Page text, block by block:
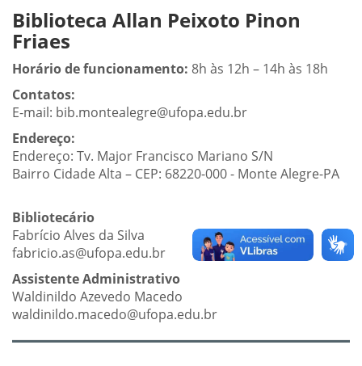
Biblioteca Allan Peixoto Pinon
Friaes
Horário de funcionamento: 8h às 12h – 14h às 18h
Contatos:
E-mail: bib.montealegre@ufopa.edu.br
Endereço:
Endereço: Tv. Major Francisco Mariano S/N
Bairro Cidade Alta – CEP: 68220-000 - Monte Alegre-PA
Bibliotecário
Fabrício Alves da Silva
fabricio.as@ufopa.edu.br
Assistente Administrativo
Waldinildo Azevedo Macedo
waldinildo.macedo@ufopa.edu.br